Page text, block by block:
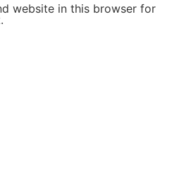
website in this browser for